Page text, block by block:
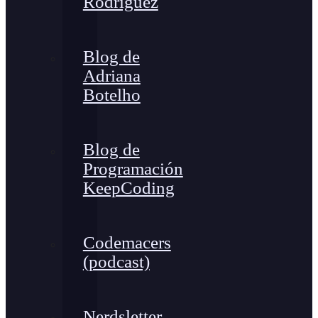
Blog de
Adriana
Botelho
Blog de
Programación
KeepCoding
Codemacers
(podcast)